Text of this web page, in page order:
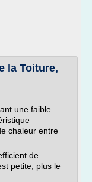
la Toiture,
une faible
chaleur entre
de
petite, plus le